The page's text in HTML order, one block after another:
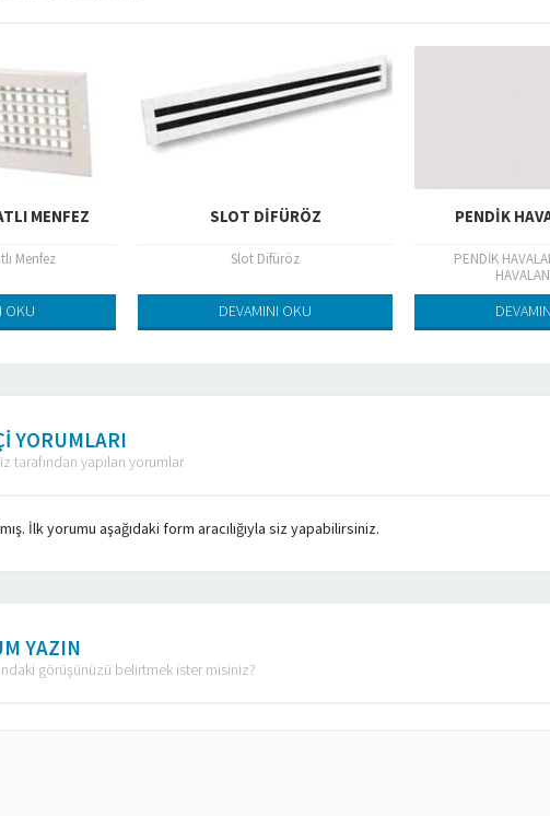
MENFEZ
Menfez
OKU
SLOT DIFÜRÖZ
Slot Difüröz
DEVAMINI OKU
PENDİK
PENDİK
YORUMLARI
tarafından yapılan yorumlar
İlk yorumu aşağıdaki form aracılığıyla siz yapabilirsiniz.
YAZIN
görüşünüzü belirtmek ister misiniz?